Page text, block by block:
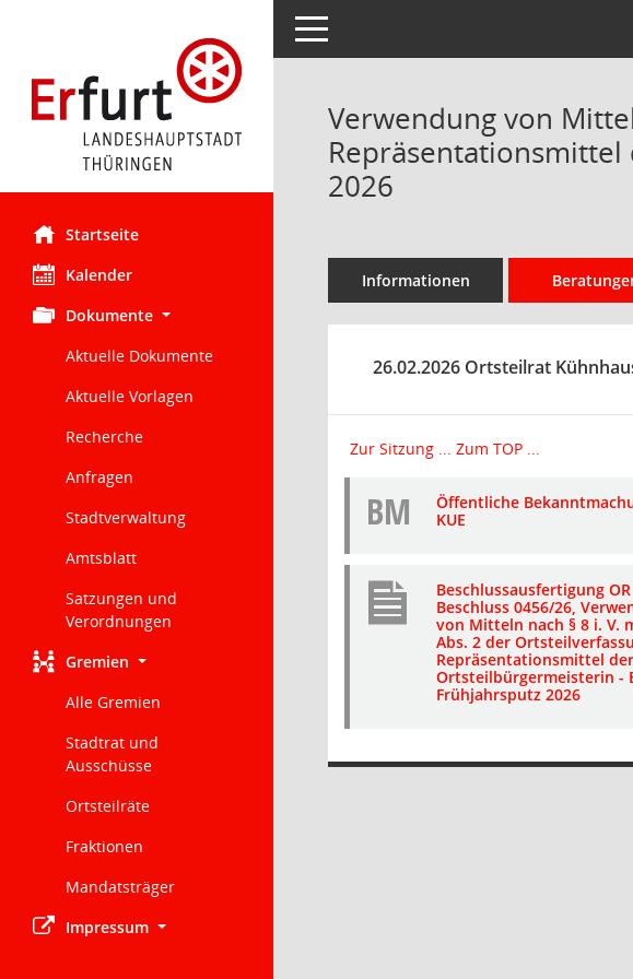
Startseite
Kalender
Dokumente
Aktuelle Dokumente
Aktuelle Vorlagen
Recherche
Anfragen
Stadtverwaltung
Amtsblatt
Satzungen und
Verordnungen
Gremien
Alle Gremien
Stadtrat und
Ausschüsse
Ortsteilräte
Fraktionen
Mandatsträger
Impressum
Toggle navigation
Verwendung von
2026
Informationen
26.02.2026 Ortsteilrat
Zur Sitzung ... Zum TOP ...
BM
Öffentliche
KUE
Beschlussausfertigung OR
Beschluss 0456/26,
von Mitteln nach § 8 i. V.
Abs. 2 der
Repräsentationsmittel der
Ortsteilbürgermeisterin -
Frühjahrsputz 2026